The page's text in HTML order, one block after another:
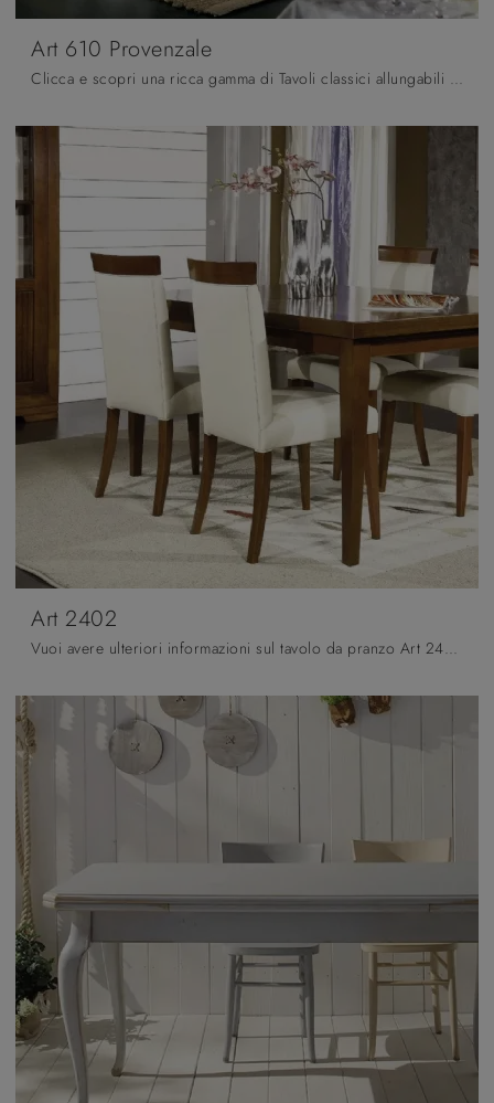
Art 610 Provenzale
Clicca e scopri una ricca gamma di Tavoli classici allungabili da pranzo! Il modello Art 610 Provenzale di Fratelli Mirandola ti sta aspettando.
Art 2402
Vuoi avere ulteriori informazioni sul tavolo da pranzo Art 2402 di Fratelli Mirandola? Clicca e ottieni informazioni sui modelli allungabili del ...